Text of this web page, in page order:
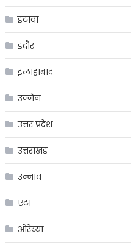
इटावा
इंदौर
इलाहाबाद
उज्जैन
उत्तर प्रदेश
उत्तराखंड
उन्नाव
एटा
ओरेय्या